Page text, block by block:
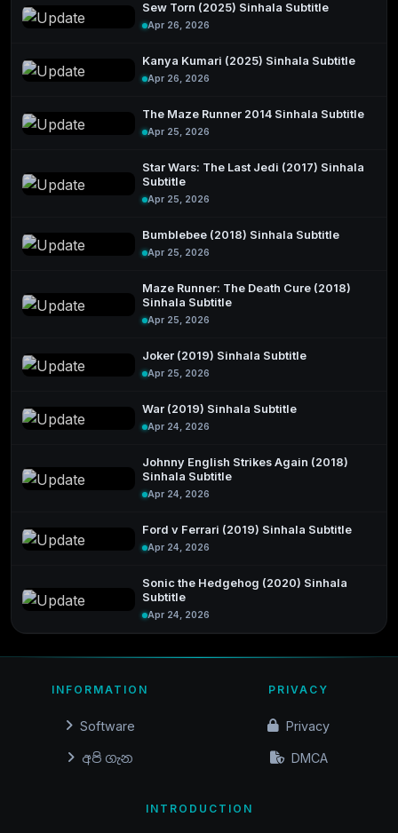
Sew Torn (2025) Sinhala Subtitle
Apr 26, 2026
Kanya Kumari (2025) Sinhala Subtitle
Apr 26, 2026
The Maze Runner 2014 Sinhala Subtitle
Apr 25, 2026
Star Wars: The Last Jedi (2017) Sinhala
Subtitle
Apr 25, 2026
Bumblebee (2018) Sinhala Subtitle
Apr 25, 2026
Maze Runner: The Death Cure (2018)
Sinhala Subtitle
Apr 25, 2026
Joker (2019) Sinhala Subtitle
Apr 25, 2026
War (2019) Sinhala Subtitle
Apr 24, 2026
Johnny English Strikes Again (2018)
Sinhala Subtitle
Apr 24, 2026
Ford v Ferrari (2019) Sinhala Subtitle
Apr 24, 2026
Sonic the Hedgehog (2020) Sinhala
Subtitle
Apr 24, 2026
INFORMATION
Software
අපි ගැන
PRIVACY
Privacy
DMCA
INTRODUCTION